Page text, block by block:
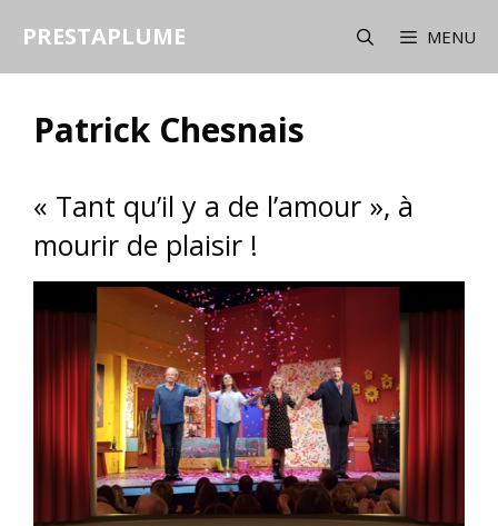
PRESTAPLUME MENU
Patrick Chesnais
« Tant qu’il y a de l’amour », à
mourir de plaisir !